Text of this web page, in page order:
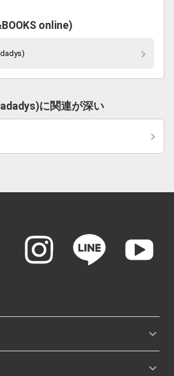
online)
に関連が深い